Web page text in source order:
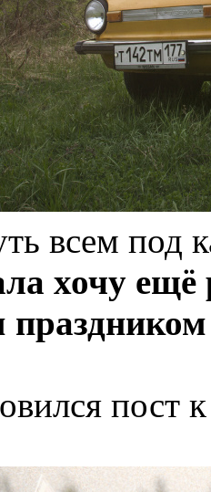
всем под
хочу ещё
пост